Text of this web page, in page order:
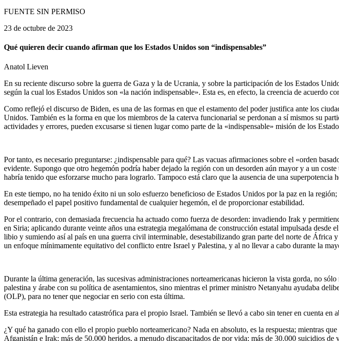
FUENTE SIN PERMISO
23 de octubre de 2023
Qué quieren decir cuando afirman que los Estados Unidos son “indispensables”
Anatol Lieven
En su reciente discurso sobre la guerra de Gaza y la de Ucrania, y sobre la participación de los Estados
según la cual los Estados Unidos son «la nación indispensable». Esta es, en efecto, la creencia de acuerdo
Como reflejó el discurso de Biden, es una de las formas en que el estamento del poder justifica ante los
Unidos. También es la forma en que los miembros de la caterva funcionarial se perdonan a sí mismos su
actividades y errores, pueden excusarse si tienen lugar como parte de la «indispensable» misión de los
Por tanto, es necesario preguntarse: ¿indispensable para qué? Las vacuas afirmaciones sobre el «orden
evidente. Supongo que otro hegemón podría haber dejado la región con un desorden aún mayor y a un
habría tenido que esforzarse mucho para lograrlo. Tampoco está claro que la ausencia de una superpotencia
En este tiempo, no ha tenido éxito ni un solo esfuerzo beneficioso de Estados Unidos por la paz en la
desempeñado el papel positivo fundamental de cualquier hegemón, el de proporcionar estabilidad.
Por el contrario, con demasiada frecuencia ha actuado como fuerza de desorden: invadiendo Irak y
en Siria; aplicando durante veinte años una estrategia megalómana de construcción estatal impulsada
libio y sumiendo así al país en una guerra civil interminable, desestabilizando gran parte del norte de África
un enfoque mínimamente equitativo del conflicto entre Israel y Palestina, y al no llevar a cabo durante la
Durante la última generación, las sucesivas administraciones norteamericanas hicieron la vista gorda, no
palestina y árabe con su política de asentamientos, sino mientras el primer ministro Netanyahu ayudaba
(OLP), para no tener que negociar en serio con esta última.
Esta estrategia ha resultado catastrófica para el propio Israel. También se llevó a cabo sin tener en cuenta
¿Y qué ha ganado con ello el propio pueblo norteamericano? Nada en absoluto, es la respuesta; mientras
Afganistán e Irak; más de 50.000 heridos, a menudo discapacitados de por vida; más de 30.000 suicidios